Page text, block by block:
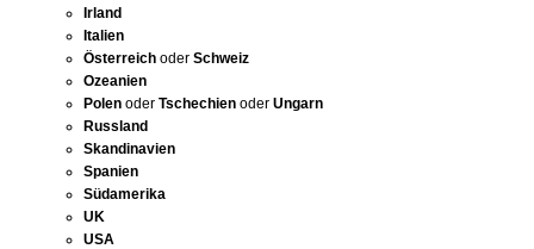
Irland
Italien
Österreich oder Schweiz
Ozeanien
Polen oder Tschechien oder Ungarn
Russland
Skandinavien
Spanien
Südamerika
UK
USA